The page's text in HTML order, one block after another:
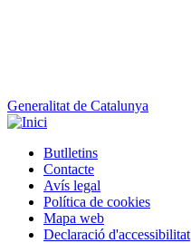
Generalitat de Catalunya
Peu
Butlletins
Contacte
Avís legal
Política de cookies
Mapa web
Declaració d'accessibilitat